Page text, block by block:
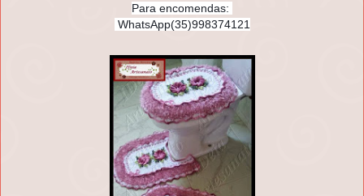
Para encomendas:
WhatsApp(35)998374121